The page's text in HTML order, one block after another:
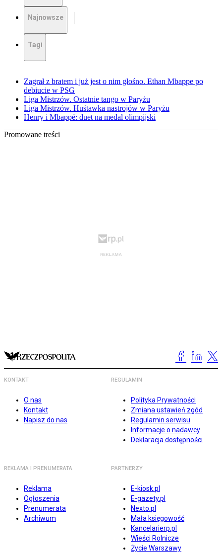
Najnowsze
Tagi
Zagrał z bratem i już jest o nim głośno. Ethan Mbappe po
debiucie w PSG
Liga Mistrzów. Ostatnie tango w Paryżu
Liga Mistrzów. Huśtawka nastrojów w Paryżu
Henry i Mbappé: duet na medal olimpijski
Promowane treści
KONTAKT
O nas
Kontakt
Napisz do nas
REGULAMIN
Polityka Prywatności
Zmiana ustawień zgód
Regulamin serwisu
Informacje o nadawcy
Deklaracja dostępności
REKLAMA I PRENUMERATA
Reklama
Ogłoszenia
Prenumerata
Archiwum
PARTNERZY
E-kiosk.pl
E-gazety.pl
Nexto.pl
Mała księgowość
Kancelarierp.pl
Wieści Rolnicze
Życie Warszawy